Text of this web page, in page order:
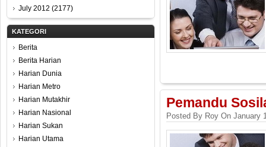
July 2012 (2177)
KATEGORI
Berita
Berita Harian
Harian Dunia
Harian Metro
Harian Mutakhir
Harian Nasional
Harian Sukan
Harian Utama
Pemandu
Posted By Roy On January